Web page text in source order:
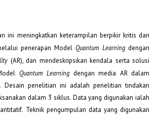
ini meningkatkan keterampilan berpikir kritis dan
penerapan Model Quantum Learning dengan
(AR), dan mendeskripsikan kendala serta solusi
Quantum Learning dengan media AR dalam
Desain penelitian ini adalah penelitian tindakan
dalam 3 siklus. Data yang digunakan ialah
Teknik pengumpulan data yang digunakan